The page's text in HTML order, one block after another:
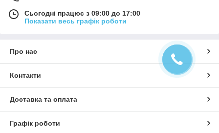
Сьогодні працює з 09:00 до 17:00
Показати весь графік роботи
Про нас
Контакти
Доставка та оплата
Графік роботи